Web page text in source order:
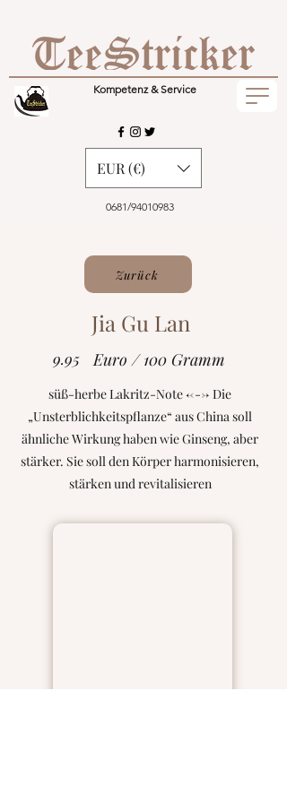
Kompetenz & Service
0681/94010983
EUR (€)
Zurück
Jia Gu Lan
9.95 Euro / 100 Gramm
süß-herbe Lakritz-Note <---> Die
„Unsterblichkeitspflanze“ aus China soll
ähnliche Wirkung haben wie Ginseng, aber
stärker. Sie soll den Körper harmonisieren,
stärken und revitalisieren